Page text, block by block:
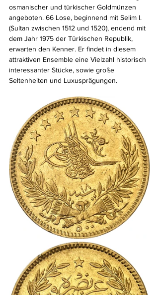
osmanischer und türkischer Goldmünzen
angeboten. 66 Lose, beginnend mit Selim I.
(Sultan zwischen 1512 und 1520), endend mit
dem Jahr 1975 der Türkischen Republik,
erwarten den Kenner. Er findet in diesem
attraktiven Ensemble eine Vielzahl historisch
interessanter Stücke, sowie große
Seltenheiten und Luxusprägungen.